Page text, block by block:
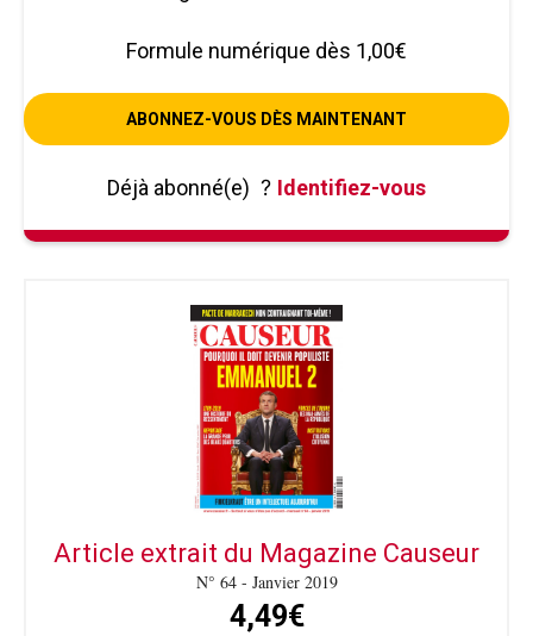
Formule numérique dès 1,00€
ABONNEZ-VOUS DÈS MAINTENANT
Déjà abonné(e) ? Identifiez-vous
Article extrait du Magazine Causeur
N° 64 - Janvier 2019
4,49€